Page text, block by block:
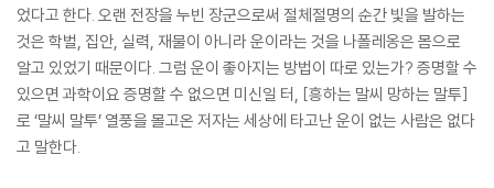
었다고 한다. 오랜 전장을 누빈 장군으로써 절체절명의 순간 빛을 발하는
것은 학벌, 집안, 실력, 재물이 아니라 운이라는 것을 나폴레옹은 몸으로
알고 있었기 때문이다. 그럼 운이 좋아지는 방법이 따로 있는가? 증명할 수
있으면 과학이요 증명할 수 없으면 미신일 터, [흥하는 말씨 망하는 말투]
로 ‘말씨 말투’ 열풍을 몰고온 저자는 세상에 타고난 운이 없는 사람은 없다
고 말한다.